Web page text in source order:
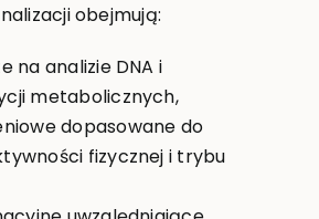
obejmują:
na analizie DNA i
metabolicznych,
dopasowane do
fizycznej i trybu